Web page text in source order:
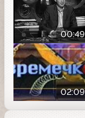
00:49
02:09